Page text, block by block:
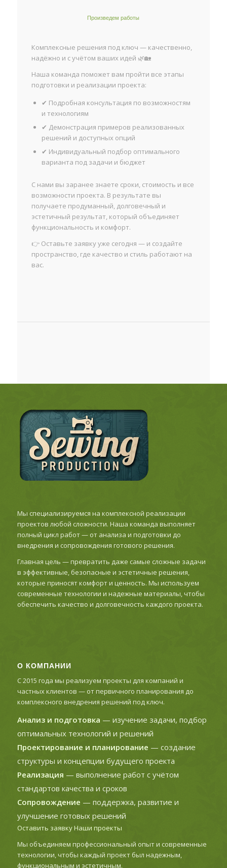
Произведем работы
Комплексные решения под ключ — качественно,
надёжно и с учётом ваших идей 🌿🏡
Наша команда поможет вам пройти все этапы
подготовки и реализации проекта:
✔ Подробная консультация по возможностям
и технологиям
✔ Демонстрация примеров реализованных
решений и доступных опций
✔ Индивидуальный подбор оптимального
варианта под задачи и бюджет
С нами вы заранее знаете сроки, стоимость и все
возможности проекта. В результате вы
получаете продуманный, долговечный и
эстетичный результат, который объединяет
функциональность и комфорт.
👉 Оставьте заявку уже сегодня — и создайте
пространство, где качество и стиль работают на
вас.
Мы специализируемся на комплексной реализации
проектов любой сложности. Наша команда выполняет
полный цикл работ — от анализа и подготовки до
внедрения и сопровождения готового решения.
Главная цель — превратить даже самые сложные задачи
в эффективные, безопасные и эстетичные решения,
которые приносят комфорт и ценность. Мы используем
современные технологии и надежные материалы, чтобы
обеспечить качество и долговечность каждого проекта.
О КОМПАНИИ
С 2015 года мы реализуем проекты для компаний и
частных клиентов — от первичного планирования до
комплексного внедрения решений под ключ.
Анализ и подготовка — изучение задачи, подбор
оптимальных технологий и решений
Проектирование и планирование — создание
структуры и концепции будущего проекта
Реализация — выполнение работ с учётом
стандартов качества и сроков
Сопровождение — поддержка, развитие и
улучшение готовых решений
Оставить заявкуНаши проекты
Мы объединяем профессиональный опыт и современные
технологии, чтобы каждый проект был надежным,
функциональным и эстетичным.